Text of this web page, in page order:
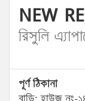
NEW
রিসুলি
পূর্ণ ঠিকানা